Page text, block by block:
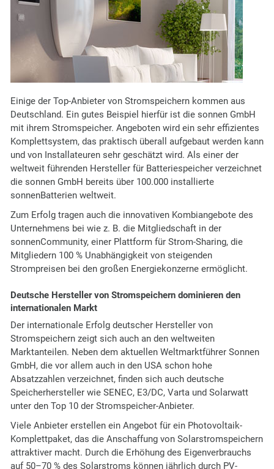
Einige der Top-Anbieter von Stromspeichern kommen aus
Deutschland. Ein gutes Beispiel hierfür ist die sonnen GmbH
mit ihrem Stromspeicher. Angeboten wird ein sehr effizientes
Komplettsystem, das praktisch überall aufgebaut werden kann
und von Installateuren sehr geschätzt wird. Als einer der
weltweit führenden Hersteller für Batteriespeicher verzeichnet
die sonnen GmbH bereits über 100.000 installierte
sonnenBatterien weltweit.
Zum Erfolg tragen auch die innovativen Kombiangebote des
Unternehmens bei wie z. B. die Mitgliedschaft in der
sonnenCommunity, einer Plattform für Strom-Sharing, die
Mitgliedern 100 % Unabhängigkeit von steigenden
Strompreisen bei den großen Energiekonzerne ermöglicht.
Deutsche Hersteller von Stromspeichern dominieren den
internationalen Markt
Der internationale Erfolg deutscher Hersteller von
Stromspeichern zeigt sich auch an den weltweiten
Marktanteilen. Neben dem aktuellen Weltmarktführer Sonnen
GmbH, die vor allem auch in den USA schon hohe
Absatzzahlen verzeichnet, finden sich auch deutsche
Speicherhersteller wie SENEC, E3/DC, Varta und Solarwatt
unter den Top 10 der Stromspeicher-Anbieter.
Viele Anbieter erstellen ein Angebot für ein Photovoltaik-
Komplettpaket, das die Anschaffung von Solarstromspeichern
attraktiver macht. Durch die Erhöhung des Eigenverbrauchs
auf 50–70 % des Solarstroms können jährlich durch PV-